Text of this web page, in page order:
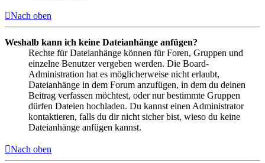
Nach oben
Weshalb kann ich keine Dateianhänge anfügen?
Rechte für Dateianhänge können für Foren, Gruppen und
einzelne Benutzer vergeben werden. Die Board-
Administration hat es möglicherweise nicht erlaubt,
Dateianhänge in dem Forum anzufügen, in dem du deinen
Beitrag verfassen möchtest, oder nur bestimmte Gruppen
dürfen Dateien hochladen. Du kannst einen Administrator
kontaktieren, falls du dir nicht sicher bist, wieso du keine
Dateianhänge anfügen kannst.
Nach oben